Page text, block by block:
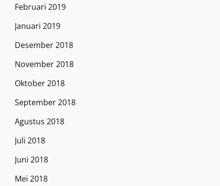
Februari 2019
Januari 2019
Desember 2018
November 2018
Oktober 2018
September 2018
Agustus 2018
Juli 2018
Juni 2018
Mei 2018